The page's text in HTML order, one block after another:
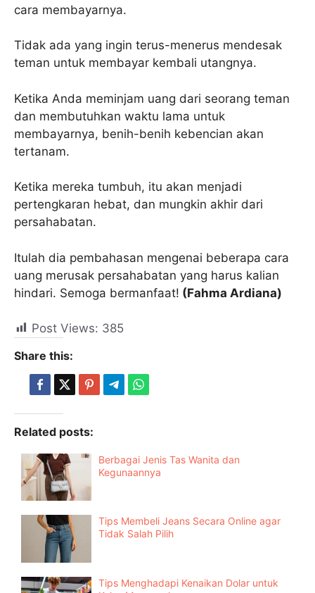
cara membayarnya.
Tidak ada yang ingin terus-menerus mendesak
teman untuk membayar kembali utangnya.
Ketika Anda meminjam uang dari seorang teman
dan membutuhkan waktu lama untuk
membayarnya, benih-benih kebencian akan
tertanam.
Ketika mereka tumbuh, itu akan menjadi
pertengkaran hebat, dan mungkin akhir dari
persahabatan.
Itulah dia pembahasan mengenai beberapa cara
uang merusak persahabatan yang harus kalian
hindari. Semoga bermanfaat! (Fahma Ardiana)
Post Views: 385
Share this:
Related posts:
Berbagai Jenis Tas Wanita dan
Kegunaannya
Tips Membeli Jeans Secara Online agar
Tidak Salah Pilih
Tips Menghadapi Kenaikan Dolar untuk